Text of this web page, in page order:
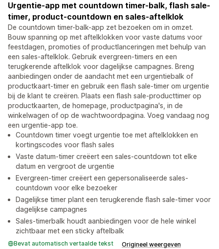
Urgentie-app met countdown timer-balk, flash sale-
timer, product-countdown en sales-aftelklok
De countdown timer-balk-app zet bezoeken om in omzet.
Bouw spanning op met aftelklokken voor vaste datums voor
feestdagen, promoties of productlanceringen met behulp van
een sales-aftelklok. Gebruik evergreen-timers en een
terugkerende aftelklok voor dagelijkse campagnes. Breng
aanbiedingen onder de aandacht met een urgentiebalk of
productkaart-timer en gebruik een flash sale-timer om urgentie
bij de klant te creëren. Plaats een flash sale-producttimer op
productkaarten, de homepage, productpagina's, in de
winkelwagen of op de wachtwoordpagina. Voeg vandaag nog
een urgentie-app toe.
Countdown timer voegt urgentie toe met aftelklokken en
kortingscodes voor flash sales
Vaste datum-timer creëert een sales-countdown tot elke
datum en vergroot de urgentie
Evergreen-timer creëert een gepersonaliseerde sales-
countdown voor elke bezoeker
Dagelijkse timer plant een terugkerende flash sale-timer voor
dagelijkse campagnes
Sales-timerbalk houdt aanbiedingen voor de hele winkel
zichtbaar met een sticky aftelbalk
Bevat automatisch vertaalde tekst Origineel weergeven